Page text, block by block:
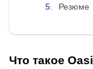
Резюме
Что такое